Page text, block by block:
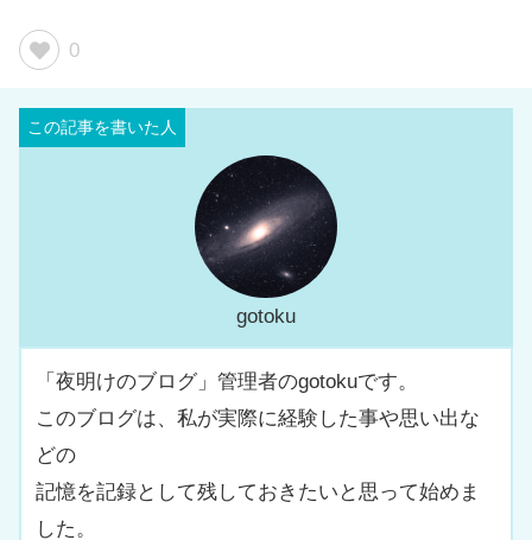
0
gotoku
「夜明けのブログ」管理者のgotokuです。
このブログは、私が実際に経験した事や思い出な
どの
記憶を記録として残しておきたいと思って始めま
した。